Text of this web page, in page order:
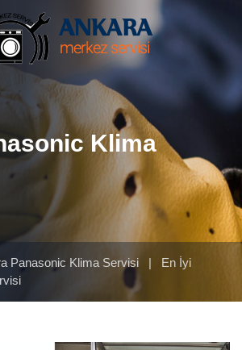
Klima
Panasonic Klima Servisi |
En İyi